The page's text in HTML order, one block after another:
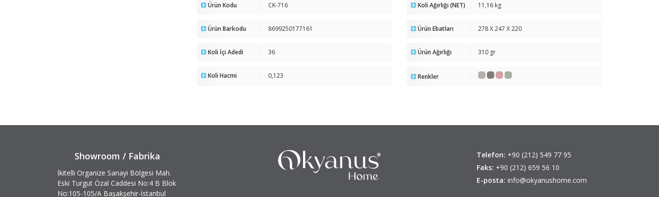
Ürün Kodu CK-716 Koli Ağırlığı (NET) 11,16 kg
Ürün Barkodu 8699250177161 Ürün Ebatları 278 X 247 X 220
Koli İçi Adedi 36 Ürün Ağırlığı 310 gr
Koli Hacmi 0,123 Renkler
Showroom / Fabrika
İkitelli Organize Sanayi Bölgesi Mah.
Eski Turgut Özal Caddesi No:4 B Blok
No:105-105/A Başakşehir-İstanbul
Telefon: +90 (212) 549 77 95
Faks: +90 (212) 659 56 10
E-posta: info@okyanushome.com